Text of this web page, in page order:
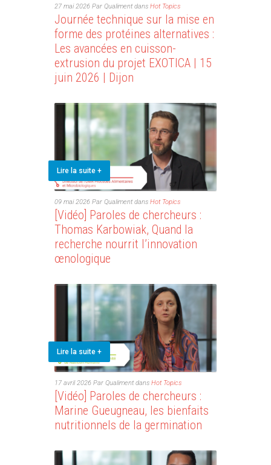
27 mai 2026 Par Qualiment dans Hot Topics
Journée technique sur la mise en
forme des protéines alternatives :
Les avancées en cuisson-
extrusion du projet EXOTICA | 15
juin 2026 | Dijon
Lire la suite +
09 mai 2026 Par Qualiment dans Hot Topics
[Vidéo] Paroles de chercheurs :
Thomas Karbowiak, Quand la
recherche nourrit l’innovation
œnologique
Lire la suite +
17 avril 2026 Par Qualiment dans Hot Topics
[Vidéo] Paroles de chercheurs :
Marine Gueugneau, les bienfaits
nutritionnels de la germination